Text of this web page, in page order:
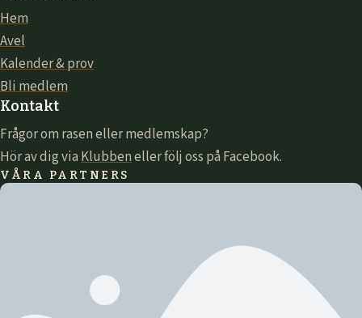
Hem
Avel
Kalender & prov
Bli medlem
Kontakt
Frågor om rasen eller medlemskap?
Hör av dig viaKlubbeneller följ oss på Facebook.
VÅRA PARTNERS